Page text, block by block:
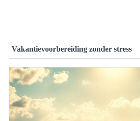
Vakantievoorbereiding zonder stress